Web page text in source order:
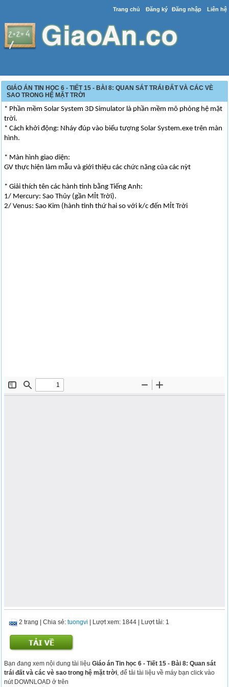
Trang chủ Đăng ký Đăng nhập Liên hệ
GIÁO ÁN TIN HỌC 6 - TIẾT 15 - BÀI 8: QUAN SÁT TRÁI ĐẤT VÀ CÁC VÈ
SAO TRONG HỆ MẶT TRỜI
* Phần mềm Solar System 3D Simulator là phần mềm mô phỏng hệ mặt
trời.
* Cách khởi động: Nháy đúp vào biểu tượng Solar System.exe trên màn
hình.
* Màn hình giao diện:
GV thực hiện làm mẫu và giới thiệu các chức năng của các nỳt
* Giải thích tên các hành tinh bằng Tiếng Anh:
1/ Mercury: Sao Thủy (gần MỈt Trời).
2/ Venus: Sao Kim (hành tinh thứ hai so với k/c đến MỈt Trời
2 trang |Chia sẻ:tuongvi | Lượt xem: 1844 | Lượt tải: 1
Bạn đang xem nội dung tài liệuGiáo án Tin học 6 - Tiết 15 - Bài 8: Quan sát
trái đất và các vè sao trong hệ mặt trời , để tải tài liệu về máy bạn click vào
nút DOWNLOAD ở trên